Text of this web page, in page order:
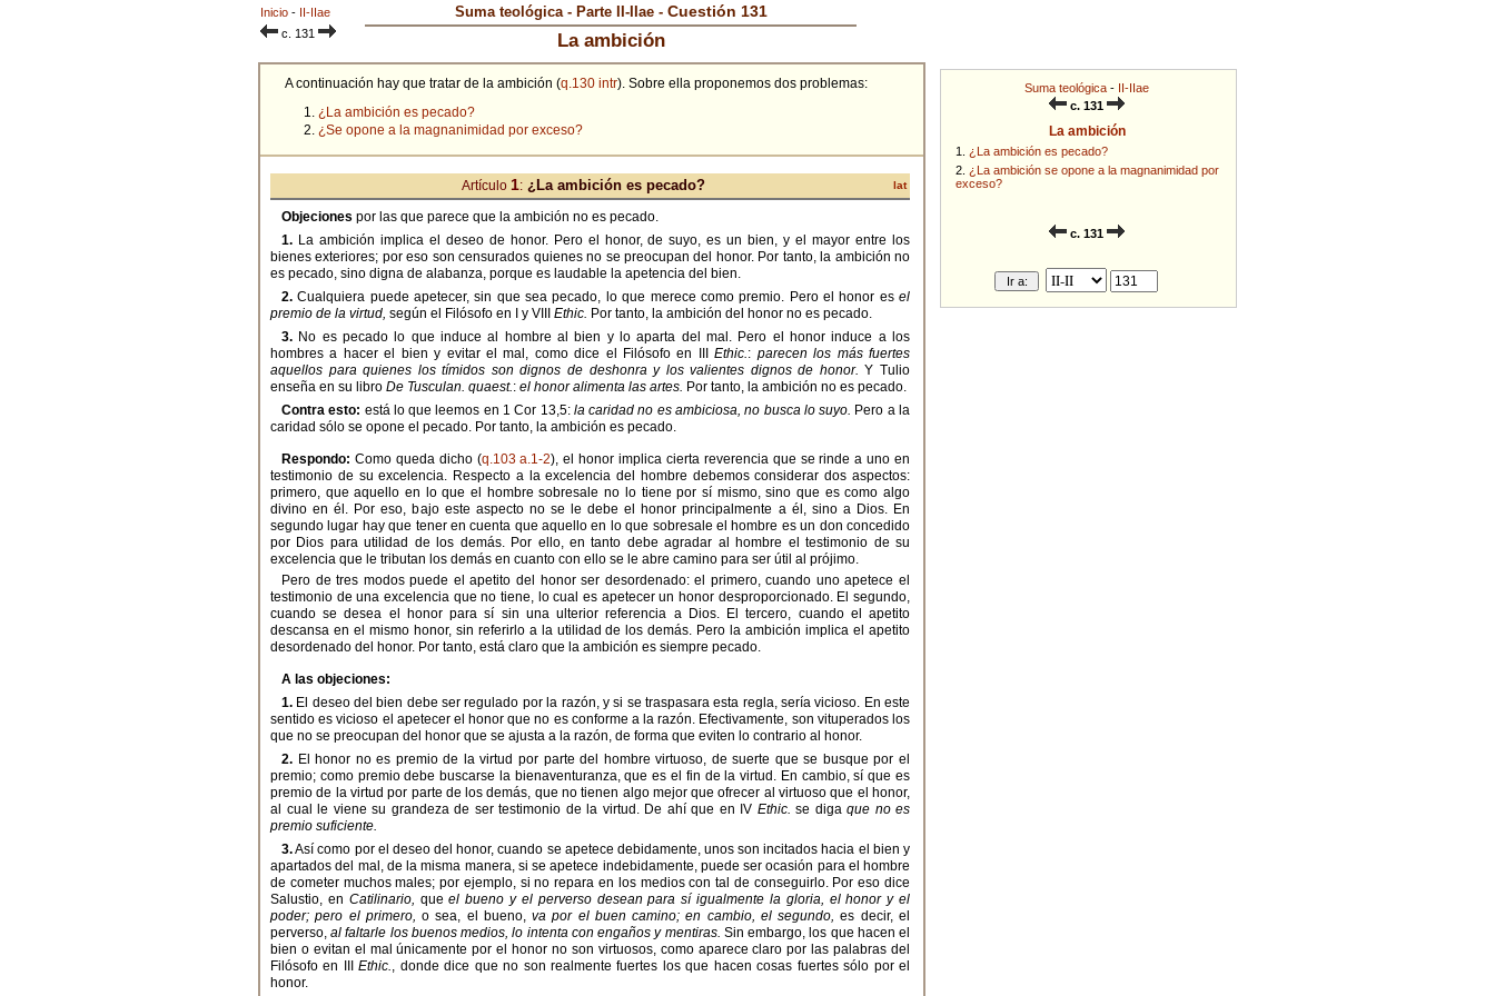
Suma teológica - II-IIae
c. 131
La ambición
1. ¿La ambición es pecado?
2. ¿La ambición se opone a la magnanimidad por
exceso?
c. 131
Ir a:
Inicio - II-IIae
c. 131
Suma teológica - Parte II-IIae - Cuestión 131
La ambición
A continuación hay que tratar de la ambición (q.130 intr). Sobre ella proponemos dos problemas:
¿La ambición es pecado?
¿Se opone a la magnanimidad por exceso?
Artículo 1: ¿La ambición es pecado? lat
Objeciones por las que parece que la ambición no es pecado.
1. La ambición implica el deseo de honor. Pero el honor, de suyo, es un bien, y el mayor entre los
bienes exteriores; por eso son censurados quienes no se preocupan del honor. Por tanto, la ambición no
es pecado, sino digna de alabanza, porque es laudable la apetencia del bien.
2. Cualquiera puede apetecer, sin que sea pecado, lo que merece como premio. Pero el honor es el
premio de la virtud, según el Filósofo en I y VIII Ethic. Por tanto, la ambición del honor no es pecado.
3. No es pecado lo que induce al hombre al bien y lo aparta del mal. Pero el honor induce a los
hombres a hacer el bien y evitar el mal, como dice el Filósofo en IIIEthic.: parecen los más fuertes
aquellos para quienes los tímidos son dignos de deshonra y los valientes dignos de honor. Y Tulio
enseña en su libro De Tusculan. quaest.: el honor alimenta las artes. Por tanto, la ambición no es pecado.
Contra esto: está lo que leemos en 1 Cor 13,5: la caridad no es ambiciosa, no busca lo suyo. Pero a la
caridad sólo se opone el pecado. Por tanto, la ambición es pecado.
Respondo: Como queda dicho (q.103 a.1-2), el honor implica cierta reverencia que se rinde a uno en
testimonio de su excelencia. Respecto a la excelencia del hombre debemos considerar dos aspectos:
primero, que aquello en lo que el hombre sobresale no lo tiene por sí mismo, sino que es como algo
divino en él. Por eso, bajo este aspecto no se le debe el honor principalmente a él, sino a Dios. En
segundo lugar hay que tener en cuenta que aquello en lo que sobresale el hombre es un don concedido
por Dios para utilidad de los demás. Por ello, en tanto debe agradar al hombre el testimonio de su
excelencia que le tributan los demás en cuanto con ello se le abre camino para ser útil al prójimo.
Pero de tres modos puede el apetito del honor ser desordenado: el primero, cuando uno apetece el
testimonio de una excelencia que no tiene, lo cual es apetecer un honor desproporcionado. El segundo,
cuando se desea el honor para sí sin una ulterior referencia a Dios. El tercero, cuando el apetito
descansa en el mismo honor, sin referirlo a la utilidad de los demás. Pero la ambición implica el apetito
desordenado del honor. Por tanto, está claro que la ambición es siempre pecado.
A las objeciones:
1. El deseo del bien debe ser regulado por la razón, y si se traspasara esta regla, sería vicioso. En este
sentido es vicioso el apetecer el honor que no es conforme a la razón. Efectivamente, son vituperados los
que no se preocupan del honor que se ajusta a la razón, de forma que eviten lo contrario al honor.
2. El honor no es premio de la virtud por parte del hombre virtuoso, de suerte que se busque por el
premio; como premio debe buscarse la bienaventuranza, que es el fin de la virtud. En cambio, sí que es
premio de la virtud por parte de los demás, que no tienen algo mejor que ofrecer al virtuoso que el honor,
al cual le viene su grandeza de ser testimonio de la virtud. De ahí que en IV Ethic. se diga que no es
premio suficiente.
3.Así como por el deseo del honor, cuando se apetece debidamente, unos son incitados hacia el bien y
apartados del mal, de la misma manera, si se apetece indebidamente, puede ser ocasión para el hombre
de cometer muchos males; por ejemplo, si no repara en los medios con tal de conseguirlo. Por eso dice
Salustio, en Catilinario, queel bueno y el perverso desean para sí igualmente la gloria, el honor y el
poder; pero el primero, o sea, el bueno,va por el buen camino; en cambio, el segundo, es decir, el
perverso,al faltarle los buenos medios, lo intenta con engaños y mentiras. Sin embargo, los que hacen el
bien o evitan el mal únicamente por el honor no son virtuosos, como aparece claro por las palabras del
Filósofo en IIIEthic., donde dice que no son realmente fuertes los que hacen cosas fuertes sólo por el
honor.